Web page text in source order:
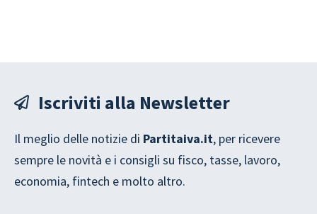
Iscriviti alla Newsletter
Il meglio delle notizie di Partitaiva.it, per ricevere
sempre le novità e i consigli su fisco, tasse, lavoro,
economia, fintech e molto altro.